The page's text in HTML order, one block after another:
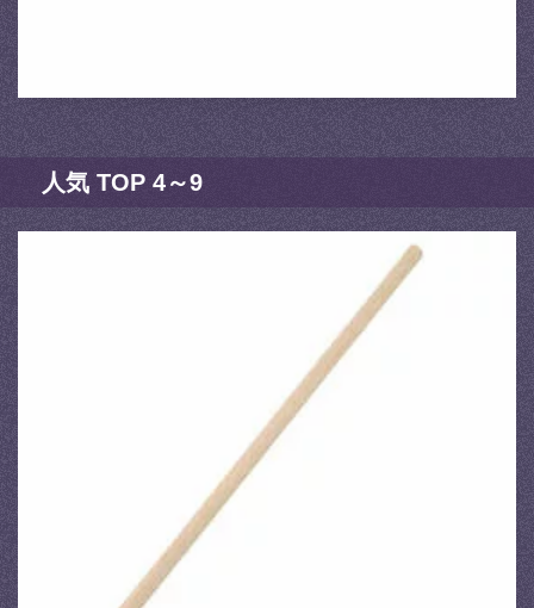
人気 TOP 4～9